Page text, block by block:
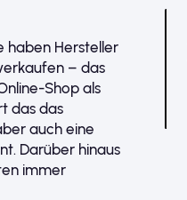
haben Hersteller
– das
Shop als
das das
auch eine
Darüber hinaus
immer